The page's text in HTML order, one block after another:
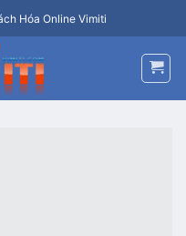
Hóa Online Vimiti